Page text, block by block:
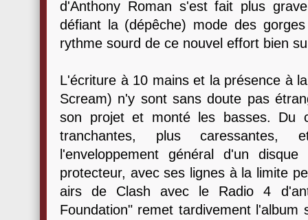
d'Anthony Roman s'est fait plus
défiant la (dépêche) mode des
rythme sourd de ce nouvel effort bien
L'écriture à 10 mains et la présence à
Scream) n'y sont sans doute pas
son projet et monté les basses. Du
tranchantes, plus caressantes,
l'enveloppement général d'un
protecteur, avec ses lignes à la limite
airs de Clash avec le Radio 4
Foundation" remet tardivement